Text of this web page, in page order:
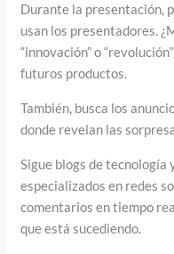
Durante la presentación,
usan los presentadores.
“innovación” o
futuros productos.
También, busca los
donde revelan las
Sigue blogs de
especializados en redes
comentarios en tiempo
que está sucediendo.